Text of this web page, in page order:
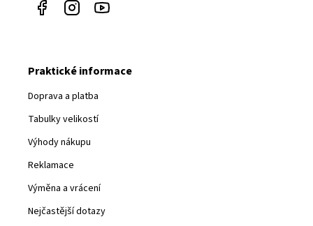
Praktické informace
Doprava a platba
Tabulky velikostí
Výhody nákupu
Reklamace
Výměna a vrácení
Nejčastější dotazy